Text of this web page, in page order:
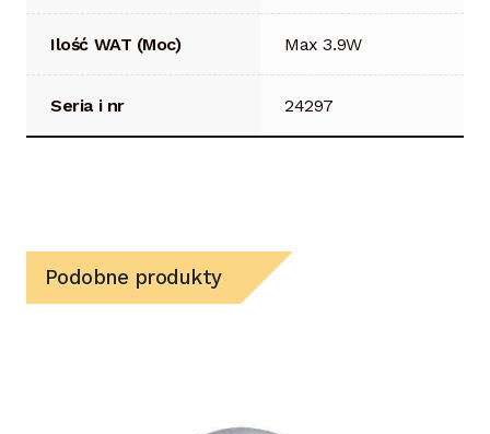
Ilość WAT (Moc) Max 3.9W
Seria i nr 24297
Podobne produkty